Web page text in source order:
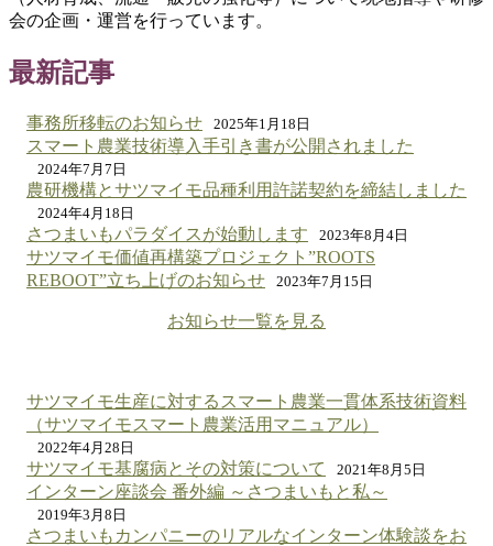
会の企画・運営を行っています。
最新記事
事務所移転のお知らせ 2025年1月18日
スマート農業技術導入手引き書が公開されました
2024年7月7日
農研機構とサツマイモ品種利用許諾契約を締結しました
2024年4月18日
さつまいもパラダイスが始動します 2023年8月4日
サツマイモ価値再構築プロジェクト”ROOTS
REBOOT”立ち上げのお知らせ
2023年7月15日
お知らせ一覧を見る
サツマイモ生産に対するスマート農業一貫体系技術資料
（サツマイモスマート農業活用マニュアル）
2022年4月28日
サツマイモ基腐病とその対策について 2021年8月5日
インターン座談会 番外編 ～さつまいもと私～
2019年3月8日
さつまいもカンパニーのリアルなインターン体験談をお